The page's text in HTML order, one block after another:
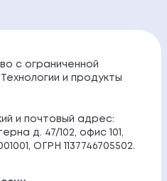
с ограниченной
и продукты
и почтовый адрес:
д. 47/102, офис 101,
ОГРН 1137746705502.